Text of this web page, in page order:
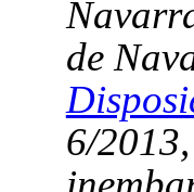
de
6/